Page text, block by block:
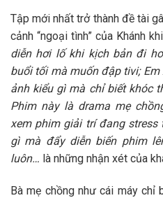
Tập mới nhất trở thành đề tài
cảnh “ngoại tình” của Khánh
diễn hơi lố khi kịch bản đi
buổi tối mà muốn đập tivi;
ảnh kiểu gì mà chỉ biết khóc
Phim này là drama mẹ
xem phim giải trí đang stress
gì mà đẩy diễn biến phim
luôn… là những nhận xét của
Bà mẹ chồng như cái máy chỉ